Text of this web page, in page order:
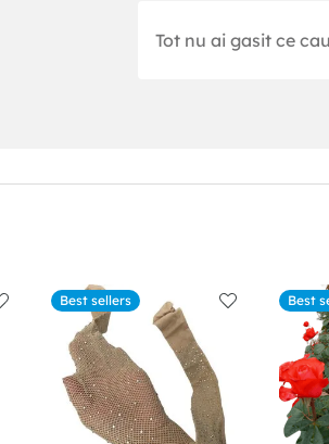
Tot nu ai gasit ce
Best sellers Best